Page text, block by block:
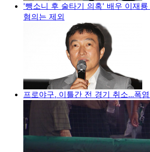
'뺑소니 후 술타기 의혹' 배우 이재
혐의는 제외
프로야구, 이틀간 전 경기 취소...폭